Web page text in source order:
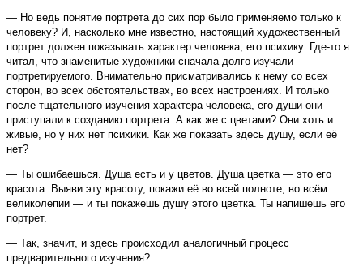
— Но ведь понятие портрета до сих пор было применяемо только к
человеку? И, насколько мне известно, настоящий художественный
портрет должен показывать характер человека, его психику. Где-то я
читал, что знаменитые художники сначала долго изучали
портретируемого. Внимательно присматривались к нему со всех
сторон, во всех обстоятельствах, во всех настроениях. И только
после тщательного изучения характера человека, его души они
приступали к созданию портрета. А как же с цветами? Они хоть и
живые, но у них нет психики. Как же показать здесь душу, если её
нет?
— Ты ошибаешься. Душа есть и у цветов. Душа цветка — это его
красота. Выяви эту красоту, покажи её во всей полноте, во всём
великолепии — и ты покажешь душу этого цветка. Ты напишешь его
портрет.
— Так, значит, и здесь происходил аналогичный процесс
предварительного изучения?